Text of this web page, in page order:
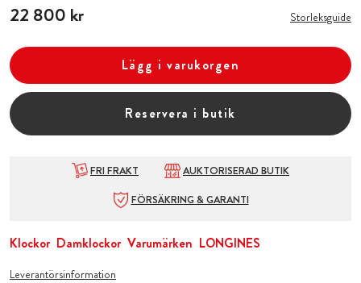
Pris :22 800 kr
22 800 kr Storleksguide
Lägg i varukorgen
Reservera i butik
FRI FRAKT
AUKTORISERAD BUTIK
FÖRSÄKRING & GARANTI
Klockor Damklockor Varumärken LONGINES
Leverantörsinformation